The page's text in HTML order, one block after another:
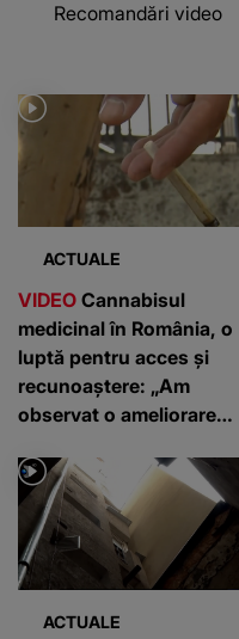
Recomandări video
ACTUALE
VIDEO Cannabisul
medicinal în România, o
luptă pentru acces și
recunoaștere: „Am
observat o ameliorare
ACTUALE